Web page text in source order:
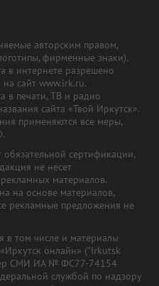
авторским правом,
фирменные знаки).
в интернете разрешено
на сайт www.irk.ru.
в печати, ТВ и радио
сайта «Твой Иркутск».
применяются все меры,
сертификации,
не несет
материалов.
на основе материалов,
рекламные предложения не
в том числе и материалы
онлайн» ("Irkutsk
СМИ ИА № ФС77-74154
службой по надзору